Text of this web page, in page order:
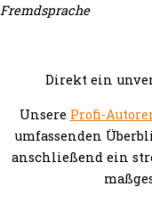
Fremdsprache
Direkt ein
Unsere Profi-
umfassenden
anschließend ein